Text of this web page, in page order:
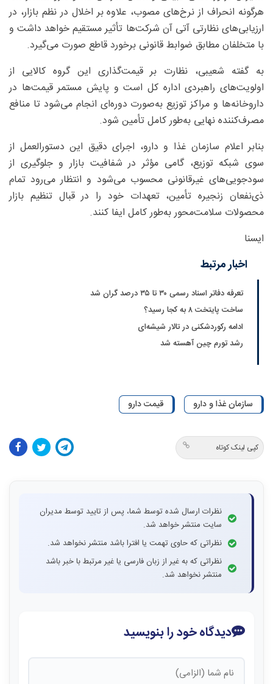
هرگونه انحراف از نرخ‌های مصوب، علاوه بر اخلال در نظم بازار، در
ارزیابی‌های نظارتی آتی آن شرکت‌ها تأثیر مستقیم خواهد داشت و
با متخلفان مطابق ضوابط قانونی برخورد قاطع صورت می‌گیرد.
به گفته شعیبی، نظارت بر قیمت‌گذاری این گروه کالایی از
اولویت‌های راهبردی اداره کل است و پایش مستمر قیمت‌ها در
داروخانه‌ها و مراکز توزیع به‌صورت دوره‌ای انجام می‌شود تا منافع
مصرف‌کننده نهایی به‌طور کامل تأمین شود.
بنابر اعلام سازمان غذا و دارو، اجرای دقیق این دستورالعمل از
سوی شبکه توزیع، گامی مؤثر در شفافیت بازار و جلوگیری از
سودجویی‌های غیرقانونی محسوب می‌شود و انتظار می‌رود تمام
ذی‌نفعان زنجیره تأمین، تعهدات خود را در قبال تنظیم بازار
محصولات سلامت‌محور به‌طور کامل ایفا کنند.
ایسنا
اخبار مرتبط
تعرفه دفاتر اسناد رسمی ۳۰ تا ۳۵ درصد گران شد
ساخت پایتخت ۸ به کجا رسید؟
ادامه رکوردشکنی در تالار شیشه‌ای
رشد تورم چین آهسته شد
سازمان غذا و دارو قیمت دارو
کپی لینک کوتاه
نظرات ارسال شده توسط شما، پس از تایید توسط مدیران
سایت منتشر خواهد شد.
نظراتی که حاوی تهمت یا افترا باشد منتشر نخواهد شد.
نظراتی که به غیر از زبان فارسی یا غیر مرتبط با خبر باشد
منتشر نخواهد شد.
دیدگاه خود را بنویسید